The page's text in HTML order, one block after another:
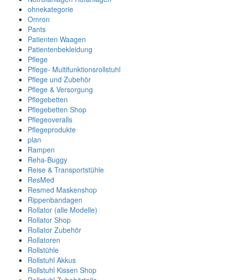
ohnekategorie
Omron
Pants
Patienten Waagen
Patientenbekleidung
Pflege
Pflege- Multifunktionsrollstuhl
Pflege und Zubehör
Pflege & Versorgung
Pflegebetten
Pflegebetten Shop
Pflegeoveralls
Pflegeprodukte
plan
Rampen
Reha-Buggy
Reise & Transportstühle
ResMed
Resmed Maskenshop
Rippenbandagen
Rollator (alle Modelle)
Rollator Shop
Rollator Zubehör
Rollatoren
Rollstühle
Rollstuhl Akkus
Rollstuhl Kissen Shop